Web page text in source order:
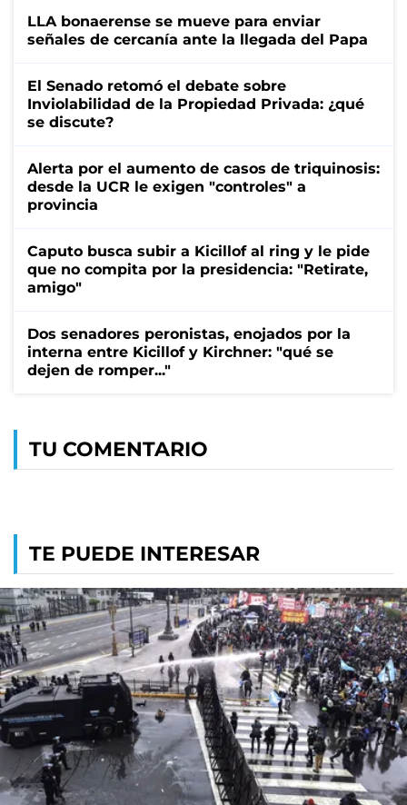
LLA bonaerense se mueve para enviar
señales de cercanía ante la llegada del Papa
El Senado retomó el debate sobre
Inviolabilidad de la Propiedad Privada: ¿qué
se discute?
Alerta por el aumento de casos de triquinosis:
desde la UCR le exigen "controles" a
provincia
Caputo busca subir a Kicillof al ring y le pide
que no compita por la presidencia: "Retirate,
amigo"
Dos senadores peronistas, enojados por la
interna entre Kicillof y Kirchner: "qué se
dejen de romper..."
TU COMENTARIO
TE PUEDE INTERESAR